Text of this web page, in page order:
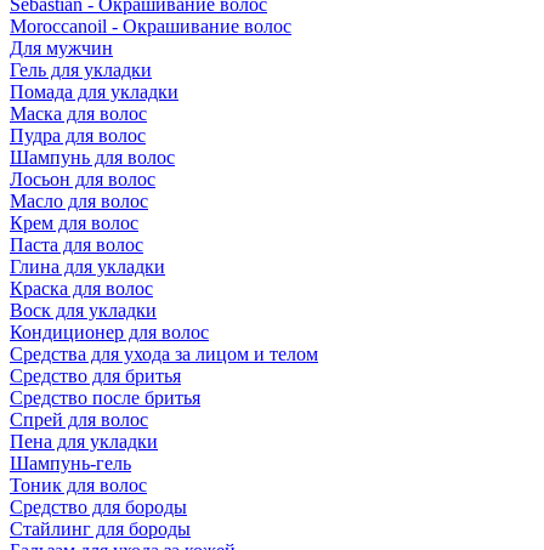
Sebastian - Окрашивание волос
Moroccanoil - Окрашивание волос
Для мужчин
Гель для укладки
Помада для укладки
Маска для волос
Пудра для волос
Шампунь для волос
Лосьон для волос
Масло для волос
Крем для волос
Паста для волос
Глина для укладки
Краска для волос
Воск для укладки
Кондиционер для волос
Средства для ухода за лицом и телом
Средство для бритья
Средство после бритья
Спрей для волос
Пена для укладки
Шампунь-гель
Тоник для волос
Средство для бороды
Стайлинг для бороды